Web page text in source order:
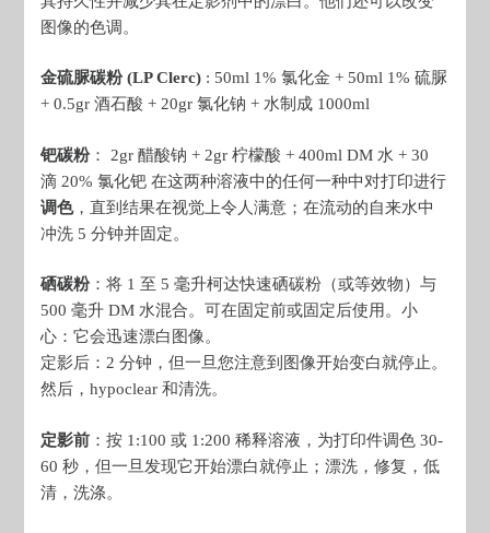
图像的色调。
金硫脲碳粉 (LP Clerc) : 50ml 1% 氯化金 + 50ml 1% 硫脲
+ 0.5gr 酒石酸 + 20gr 氯化钠 + 水制成 1000ml
钯碳粉： 2gr 醋酸钠 + 2gr 柠檬酸 + 400ml DM 水 + 30
滴 20% 氯化钯 在这两种溶液中的任何一种中对打印进行
调色，直到结果在视觉上令人满意；在流动的自来水中
冲洗 5 分钟并固定。
硒碳粉：将 1 至 5 毫升柯达快速硒碳粉（或等效物）与
500 毫升 DM 水混合。可在固定前或固定后使用。小
心：它会迅速漂白图像。
定影后：2 分钟，但一旦您注意到图像开始变白就停止。
然后，hypoclear 和清洗。
定影前 ：按 1:100 或 1:200 稀释溶液，为打印件调色 30-
60 秒，但一旦发现它开始漂白就停止；漂洗，修复，低
清，洗涤。